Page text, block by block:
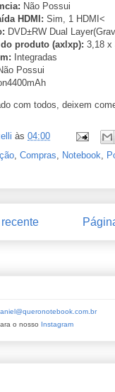
Não Possui
HDMI: Sim, 1 HDMI<
DVD±RW Dual
produto (axlxp): 3,18 x
Integradas
Possui
com todos, deixem
às 04:00
, Compras, Notebook,
o nosso Instagram